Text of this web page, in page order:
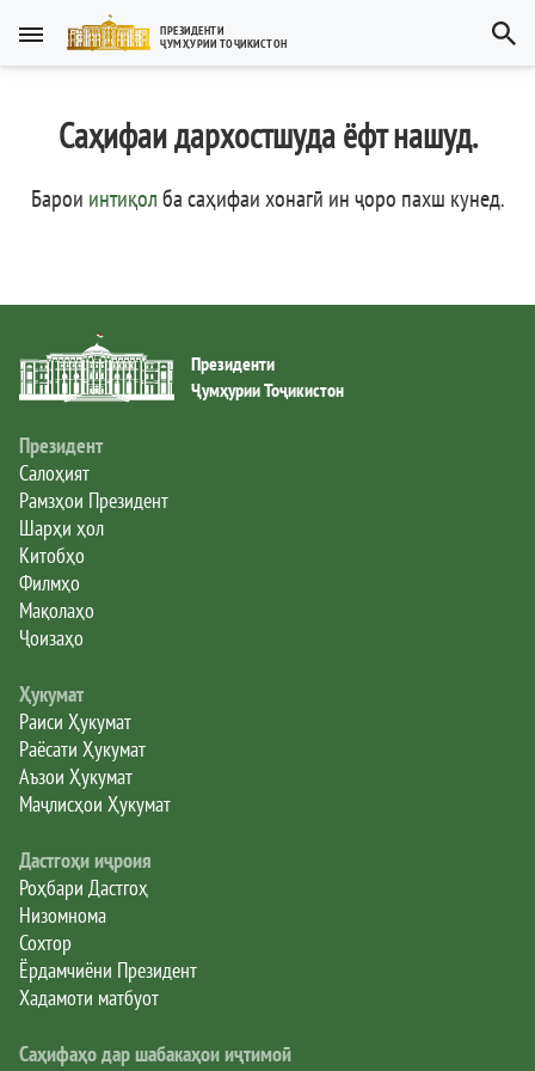
ПРЕЗИДЕНТИ
ҶУМҲУРИИ ТОҶИКИСТОН
Тоҷикӣ
Тоҷикӣ
English
العربية
Тоҷикистон
Рамзҳои давлатӣ
Президент
Ҳукумат
Дастгоҳи иҷроия
Нома ба Президент
Саҳифаи дархостшуда ёфт нашуд.
Барои интиқолба саҳифаи хонагӣ ин ҷоро пахш кунед.
Президенти
Ҷумҳурии Тоҷикистон
Президент
Салоҳият
Рамзҳои Президент
Шарҳи ҳол
Китобҳо
Филмҳо
Мақолаҳо
Ҷоизаҳо
Ҳукумат
Раиси Ҳукумат
Раёсати Ҳукумат
Аъзои Ҳукумат
Маҷлисҳои Ҳукумат
Дастгоҳи иҷроия
Роҳбари Дастгоҳ
Низомнома
Сохтор
Ёрдамчиёни Президент
Хадамоти матбуот
Саҳифаҳо дар шабакаҳои иҷтимоӣ